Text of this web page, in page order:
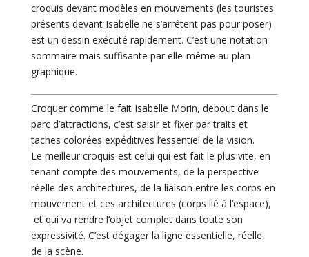
croquis devant modèles en mouvements (les touristes
présents devant Isabelle ne s’arrêtent pas pour poser)
est un dessin exécuté rapidement. C’est une notation
sommaire mais suffisante par elle-même au plan
graphique.
Croquer comme le fait Isabelle Morin, debout dans le
parc d’attractions, c’est saisir et fixer par traits et
taches colorées expéditives l’essentiel de la vision.
Le meilleur croquis est celui qui est fait le plus vite, en
tenant compte des mouvements, de la perspective
réelle des architectures, de la liaison entre les corps en
mouvement et ces architectures (corps lié à l’espace),
et qui va rendre l’objet complet dans toute son
expressivité. C’est dégager la ligne essentielle, réelle,
de la scène.